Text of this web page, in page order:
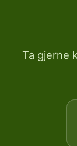
Ta gjerne